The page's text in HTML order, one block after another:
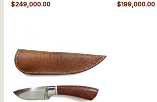
$249,000.00
$199,000.00